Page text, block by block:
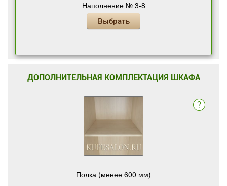
Наполнение № 3-8
Выбрать
ДОПОЛНИТЕЛЬНАЯ КОМПЛЕКТАЦИЯ ШКАФА
Полка (менее 600 мм)